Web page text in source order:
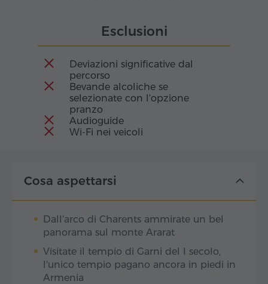
Esclusioni
Deviazioni significative dal
percorso
Bevande alcoliche se
selezionate con l'opzione
pranzo
Audioguide
Wi-Fi nei veicoli
Cosa aspettarsi
Dall'arco di Charents ammirate un bel
panorama sul monte Ararat
Visitate il tempio di Garni del I secolo,
l'unico tempio pagano ancora in piedi in
Armenia